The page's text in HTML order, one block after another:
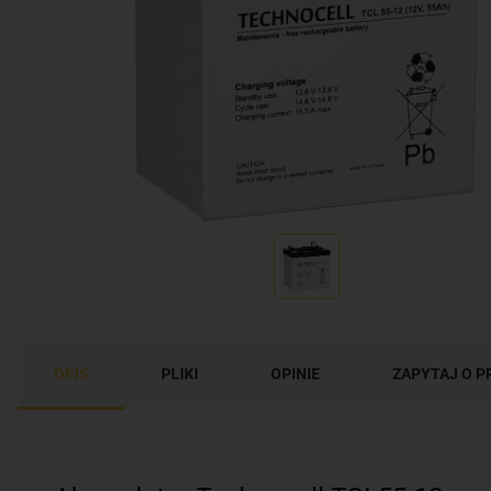
OPIS PLIKI OPINIE ZAPYTAJ O